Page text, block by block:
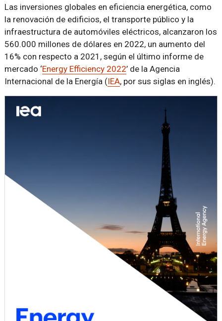
Las inversiones globales en eficiencia energética, como
la renovación de edificios, el transporte público y la
infraestructura de automóviles eléctricos, alcanzaron los
560.000 millones de dólares en 2022, un aumento del
16% con respecto a 2021, según el último informe de
mercado ‘Energy Efficiency 2022’ de la Agencia
Internacional de la Energía (IEA, por sus siglas en inglés).